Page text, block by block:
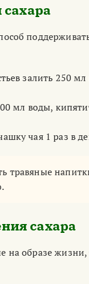
залить 250
мл воды,
чая 1 раз в
травяные
сахара
на образе